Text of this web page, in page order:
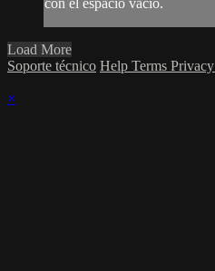
Load More
Soporte técnico Help Terms Privacy
×